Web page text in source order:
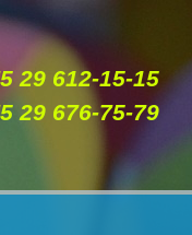
29 612-15-15
29 676-75-79